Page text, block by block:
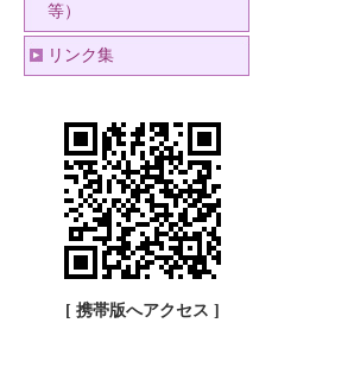
等）
リンク集
[ 携帯版へアクセス ]